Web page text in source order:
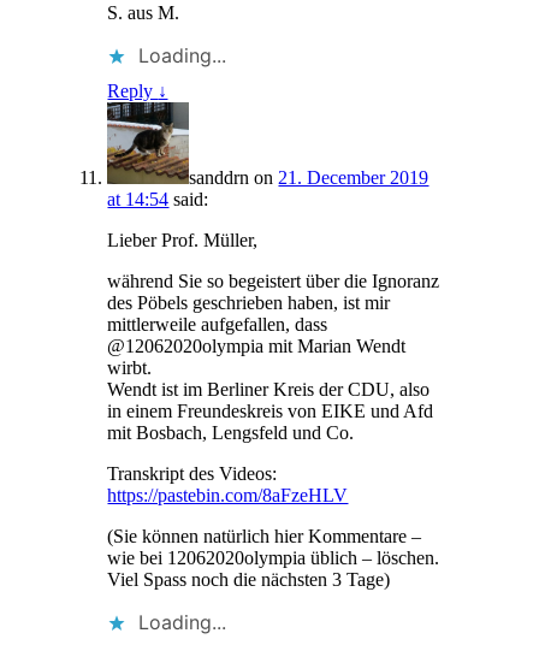
S. aus M.
Loading...
Reply ↓
sanddrn on 21. December 2019
at 14:54 said:
Lieber Prof. Müller,
während Sie so begeistert über die Ignoranz
des Pöbels geschrieben haben, ist mir
mittlerweile aufgefallen, dass
@12062020olympia mit Marian Wendt
wirbt.
Wendt ist im Berliner Kreis der CDU, also
in einem Freundeskreis von EIKE und Afd
mit Bosbach, Lengsfeld und Co.
Transkript des Videos:
https://pastebin.com/8aFzeHLV
(Sie können natürlich hier Kommentare –
wie bei 12062020olympia üblich – löschen.
Viel Spass noch die nächsten 3 Tage)
Loading...